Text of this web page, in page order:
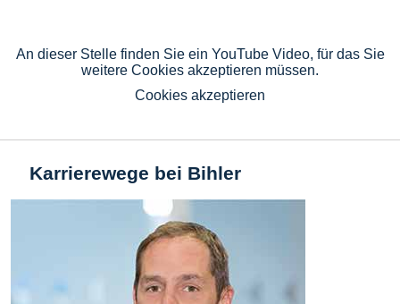
An dieser Stelle finden Sie ein YouTube Video, für das Sie
weitere Cookies akzeptieren müssen.
Cookies akzeptieren
Karrierewege bei Bihler